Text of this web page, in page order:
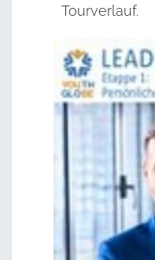
Tourverlauf.